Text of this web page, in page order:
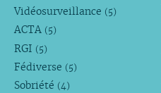
Vidéosurveillance (5)
ACTA (5)
RGI (5)
Fédiverse (5)
Sobriété (4)